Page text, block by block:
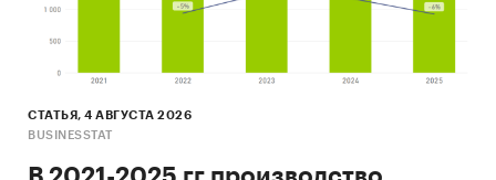
СТАТЬЯ, 4 АВГУСТА 2026
BUSINESSTAT